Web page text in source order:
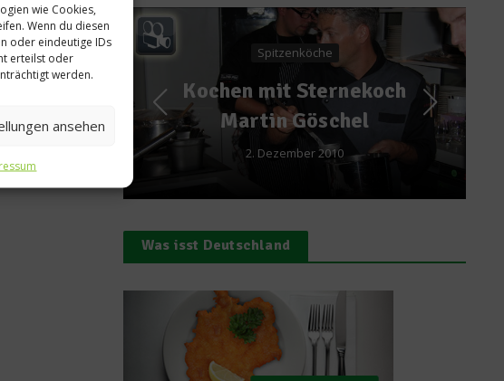
wie Cookies,
Wenn du diesen
oder eindeutige IDs
erteilst oder
werden.
ansehen
Spitzenköche
Kochen mit Sternekoch
Martin Göschel
2. Dezember 2010
Gesundes & Bio
5 Fakten
Kartoffel
Was isst Deutschland